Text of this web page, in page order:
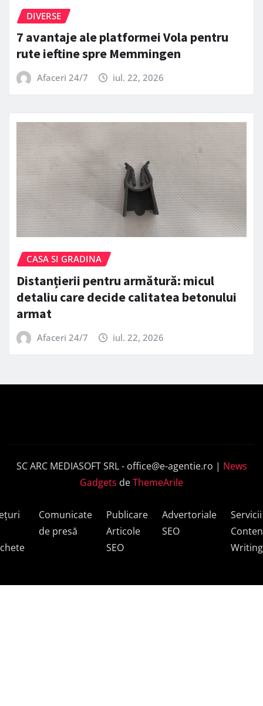
DIVERSE
7 avantaje ale platformei Vola pentru
rute ieftine spre Memmingen
Afaceri 24/7 iul. 22, 2026
CASA SI GRADINA
Distanțierii pentru armătură: micul
detaliu care decide calitatea betonului
armat
Afaceri 24/7 iul. 22, 2026
SC ARC MEDIASOFT SRL - office@e-agentie.ro | News
Gadgets deThemeArile
Comunicate
de presă
Publicare
Articole
SEO
Advertoriale
SEO
Servicii
Writing